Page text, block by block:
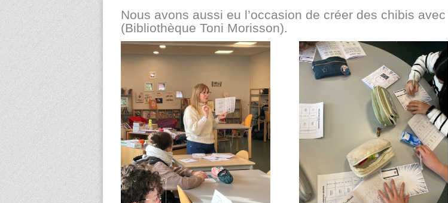
Nous avons aussi eu l’occasion de créer des chibis
(Bibliothèque Toni Morisson).